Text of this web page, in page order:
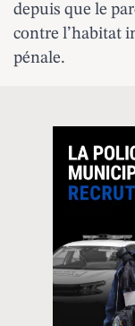
depuis que le
contre l’habitat
pénale.